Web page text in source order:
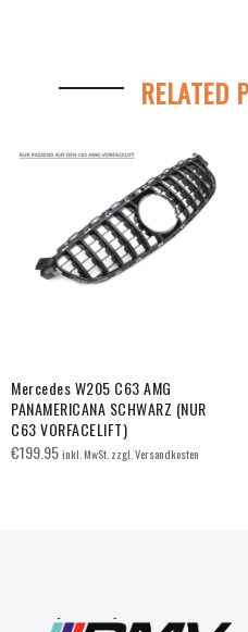
RELATED
Mercedes W205 C63 AMG
PANAMERICANA SCHWARZ (NUR
C63 VORFACELIFT)
€199.95inkl. MwSt. zzgl. Versandkosten